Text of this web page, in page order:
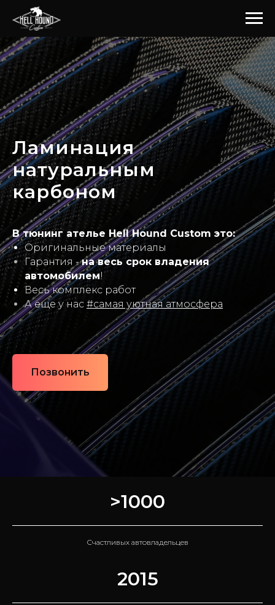
Ламинация
натуральным
карбоном
В тюнинг ателье Hell Hound Custom это:
Оригинальные материалы
Гарантия -на весь срок владения
автомобилем!
Весь комплекс работ
А еще у нас #самая уютная атмосфера
Позвонить
>1000
Счастливых автовладельцев
2015